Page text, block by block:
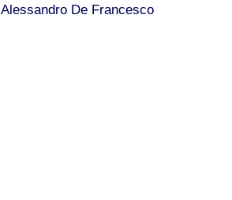
Alessandro De Francesco